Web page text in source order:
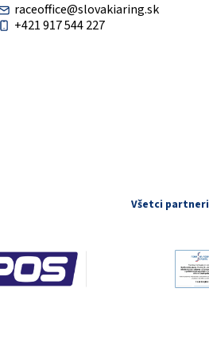
raceoffice@slovakiaring.sk
+421 917 544 227
Všetci partneri